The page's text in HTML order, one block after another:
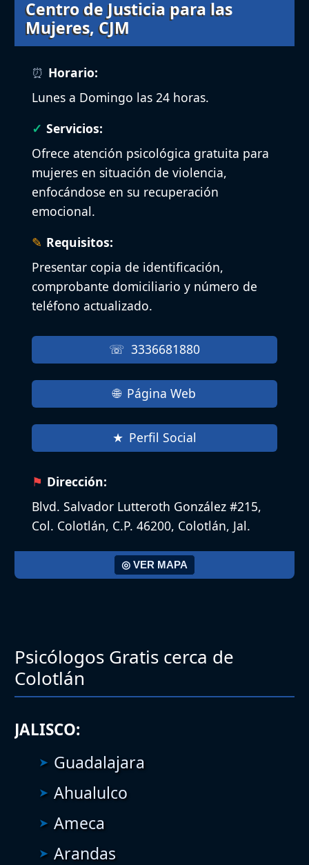
Centro de Justicia para las
Mujeres, CJM
Horario:
Lunes a Domingo las 24 horas.
Servicios:
Ofrece atención psicológica gratuita para
mujeres en situación de violencia,
enfocándose en su recuperación
emocional.
Requisitos:
Presentar copia de identificación,
comprobante domiciliario y número de
teléfono actualizado.
3336681880
Página Web
Perfil Social
Dirección:
Blvd. Salvador Lutteroth González #215,
Col. Colotlán, C.P. 46200, Colotlán, Jal.
◎ VER MAPA
Psicólogos Gratis cerca de
Colotlán
JALISCO:
Guadalajara
Ahualulco
Ameca
Arandas